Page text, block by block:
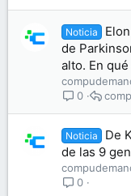
Noticia
de
alto. En
0
Noticia
De
de las 9
0